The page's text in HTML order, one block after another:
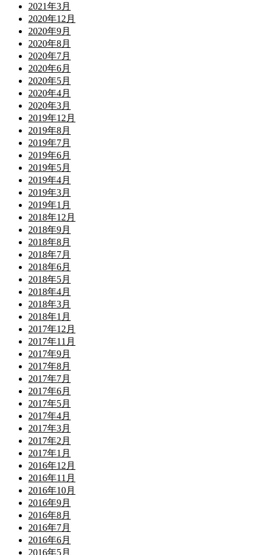
2021年3月
2020年12月
2020年9月
2020年8月
2020年7月
2020年6月
2020年5月
2020年4月
2020年3月
2019年12月
2019年8月
2019年7月
2019年6月
2019年5月
2019年4月
2019年3月
2019年1月
2018年12月
2018年9月
2018年8月
2018年7月
2018年6月
2018年5月
2018年4月
2018年3月
2018年1月
2017年12月
2017年11月
2017年9月
2017年8月
2017年7月
2017年6月
2017年5月
2017年4月
2017年3月
2017年2月
2017年1月
2016年12月
2016年11月
2016年10月
2016年9月
2016年8月
2016年7月
2016年6月
2016年5月